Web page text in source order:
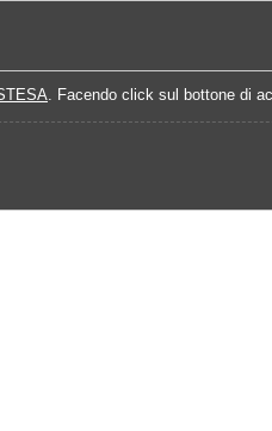
. Facendo click sul bottone di